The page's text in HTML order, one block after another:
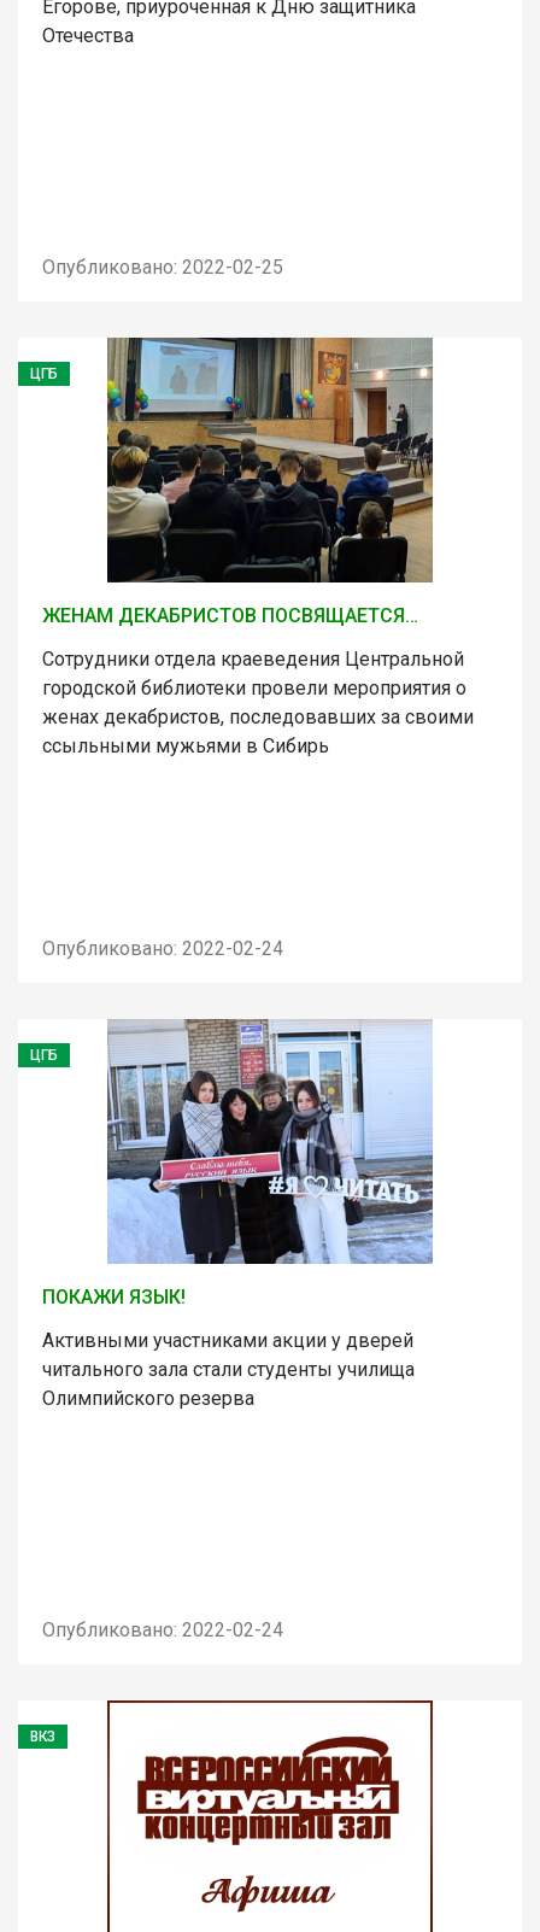
Егорове, приуроченная к Дню защитника
Отечества
Опубликовано: 2022-02-25
ЦГБ
ЖЕНАМ ДЕКАБРИСТОВ ПОСВЯЩАЕТСЯ…
Сотрудники отдела краеведения Центральной
городской библиотеки провели мероприятия о
женах декабристов, последовавших за своими
ссыльными мужьями в Сибирь
Опубликовано: 2022-02-24
ЦГБ
ПОКАЖИ ЯЗЫК!
Активными участниками акции у дверей
читального зала стали студенты училища
Олимпийского резерва
Опубликовано: 2022-02-24
ВКЗ